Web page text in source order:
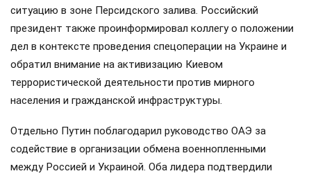
ситуацию в зоне Персидского залива. Российский
президент также проинформировал коллегу о положении
дел в контексте проведения спецоперации на Украине и
обратил внимание на активизацию Киевом
террористической деятельности против мирного
населения и гражданской инфраструктуры.
Отдельно Путин поблагодарил руководство ОАЭ за
содействие в организации обмена военнопленными
между Россией и Украиной. Оба лидера подтвердили